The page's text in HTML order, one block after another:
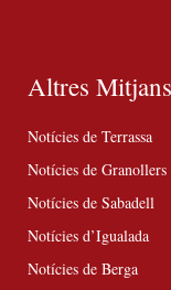
Altres Mitjans
Notícies de Terrassa
Notícies de Granollers
Notícies de Sabadell
Notícies d’Igualada
Notícies de Berga